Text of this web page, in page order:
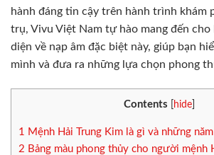
hành đáng tin cậy trên hành trình khám
trụ, Vivu Việt Nam tự hào mang đến cho
diện về nạp âm đặc biệt này, giúp bạn
mình và đưa ra những lựa chọn phong
Contents hide
1
Mệnh Hải Trung Kim là gì và những
2 Bảng màu phong thủy cho người mệnh